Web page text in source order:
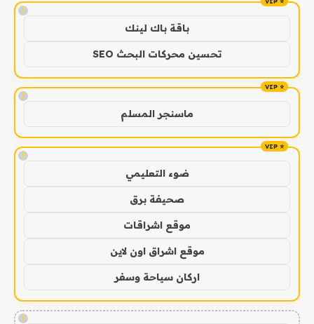
!
باقة باك لينك
تحسين محركات البحث SEO
!
ماسنجر المسلم
!
ضوء التعليمي
صحيفة برق
موقع اشراقات
موقع اشراق اون لاين
اركان سياحة وسفر
!